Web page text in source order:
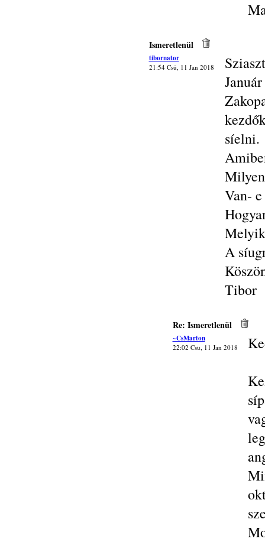
Ismeretlenül
tibornator
21:54 Csü, 11 Jan 2018
síelni.
Van-
A
Tibor
Re: Ismeretlenül
~CsMarton
22:02 Csü, 11 Jan 2018